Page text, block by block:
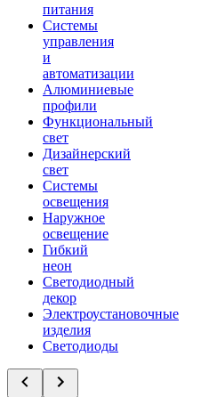
питания
Системы
управления
и
автоматизации
Алюминиевые
профили
Функциональный
свет
Дизайнерский
свет
Системы
освещения
Наружное
освещение
Гибкий
неон
Светодиодный
декор
Электроустановочные
изделия
Светодиоды